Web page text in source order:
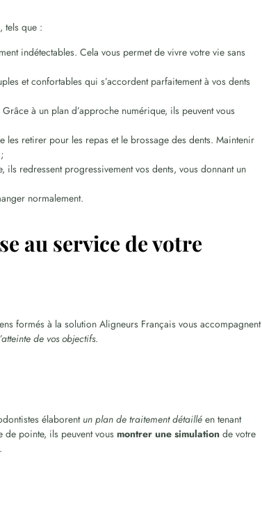
tels que :
indétectables. Cela vous permet de vivre votre vie sans
et confortables qui s’accordent parfaitement à vos dents
à un plan d’approche numérique, ils peuvent vous
les retirer pour les repas et le brossage des dents. Maintenir
ils redressent progressivement vos dents, vous donnant un
normalement.
au service de votre
formés à la solution Aligneurs Français vous accompagnent
de vos objectifs.
élaborent un plan de traitement détailléen tenant
de pointe, ils peuvent vousmontrer une simulationde votre